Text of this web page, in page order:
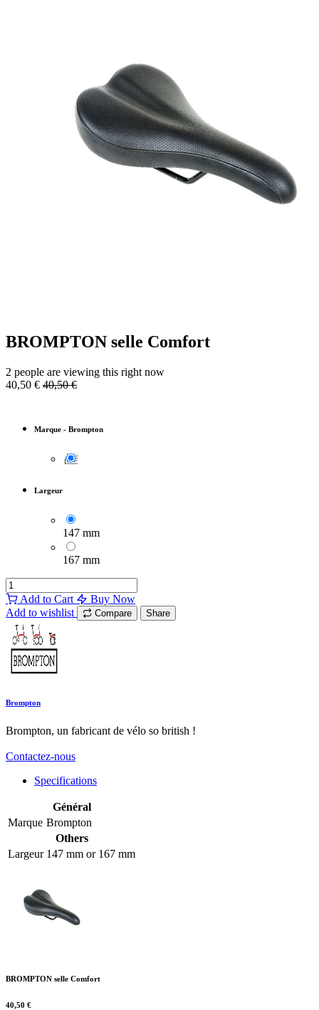
BROMPTON selle Comfort
2 people are viewing this right now
40,50 € 40,50€
Marque - Brompton
Largeur
147 mm
167 mm
Add to Cart
Buy Now
Add to wishlist
Compare Share
Brompton
Brompton, un fabricant de vélo so british !
Contactez-nous
Specifications
Général
Marque Brompton
Others
Largeur 147 mm or 167 mm
BROMPTON selle Comfort
40,50 €